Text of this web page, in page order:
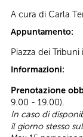
A cura di Carla
Appuntamento:
Piazza dei
Informazioni:
Prenotazione
9.00 - 19.00).
In caso di
il giorno stesso